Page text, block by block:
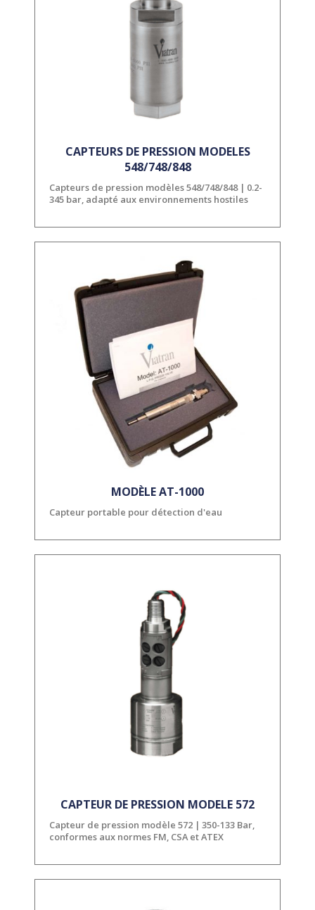
CAPTEURS DE PRESSION MODELES
548/748/848
Capteurs de pression modèles 548/748/848 | 0.2-
345 bar, adapté aux environnements hostiles
MODÈLE AT-1000
Capteur portable pour détection d'eau
CAPTEUR DE PRESSION MODELE 572
Capteur de pression modèle 572 | 350-133 Bar,
conformes aux normes FM, CSA et ATEX